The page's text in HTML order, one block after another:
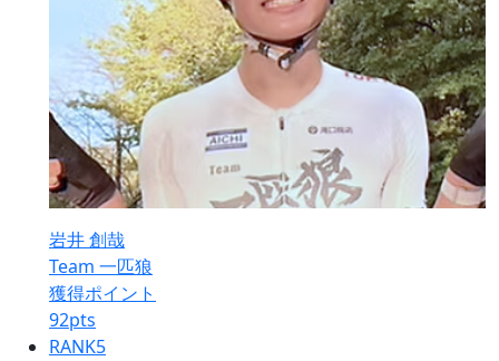
岩井 創哉
Team 一匹狼
獲得ポイント
92pts
RANK5